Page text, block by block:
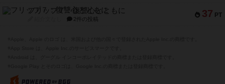
37 PT
フリップ７：復讐心とともに
2件の投稿